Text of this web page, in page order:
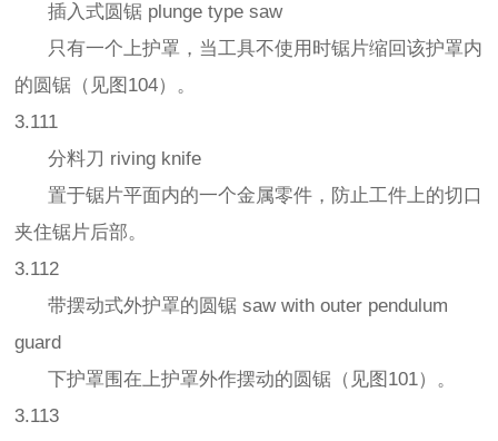
插入式圆锯 plunge type saw
只有一个上护罩，当工具不使用时锯片缩回该护罩内
的圆锯（见图104）。
3.111
分料刀 riving knife
置于锯片平面内的一个金属零件，防止工件上的切口
夹住锯片后部。
3.112
带摆动式外护罩的圆锯 saw with outer pendulum
guard
下护罩围在上护罩外作摆动的圆锯（见图101）。
3.113